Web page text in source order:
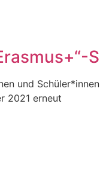
und
2021 erneut